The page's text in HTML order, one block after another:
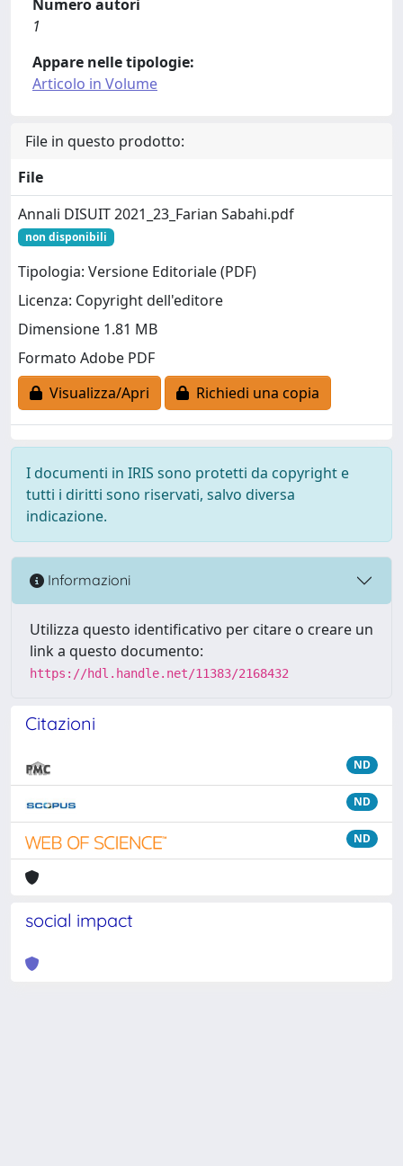
Numero autori
1
Appare nelle tipologie:
Articolo in Volume
File in questo prodotto:
File
Annali DISUIT 2021_23_Farian Sabahi.pdf
non disponibili
Tipologia: Versione Editoriale (PDF)
Licenza: Copyright dell'editore
Dimensione 1.81 MB
Formato Adobe PDF
Visualizza/Apri
Richiedi una copia
I documenti in IRIS sono protetti da copyright e
tutti i diritti sono riservati, salvo diversa
indicazione.
Informazioni
Utilizza questo identificativo per citare o creare un
link a questo documento:
https://hdl.handle.net/11383/2168432
Citazioni
ND
ND
ND
social impact